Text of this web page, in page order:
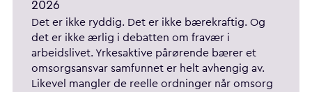
2026
Det er ikke ryddig. Det er ikke bærekraftig. Og
det er ikke ærlig i debatten om fravær i
arbeidslivet. Yrkesaktive pårørende bærer et
omsorgsansvar samfunnet er helt avhengig av.
Likevel mangler de reelle ordninger når omsorg